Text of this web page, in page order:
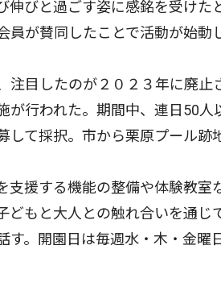
伸びと過ごす姿に感銘を受け
が賛同したことで活動が始動
目したのが２０２３年に廃止
が行われた。期間中、連日50
て採択。市から栗原プール跡
援する機能の整備や体験教室
どもと大人との触れ合いを通
す。開園日は毎週水・木・金曜